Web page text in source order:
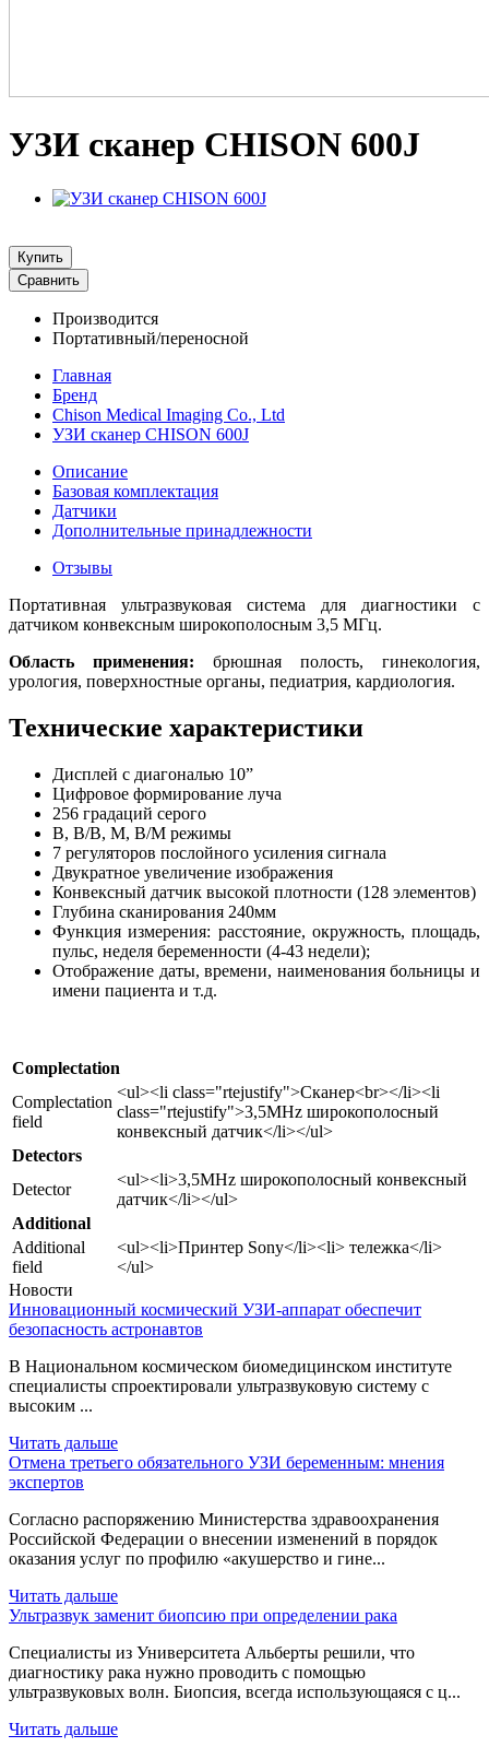
УЗИ сканер CHISON 600J
Купить
Сравнить
Производится
Портативный/переносной
Главная
Бренд
Chison Medical Imaging Co., Ltd
УЗИ сканер CHISON 600J
Описание
Базовая комплектация
Датчики
Дополнительные принадлежности
Отзывы
Портативная ультразвуковая система для диагностики с
датчиком конвексным широкополосным 3,5 МГц.
Область применения: брюшная полость, гинекология,
урология, поверхностные органы, педиатрия, кардиология.
Технические характеристики
Дисплей с диагональю 10”
Цифровое формирование луча
256 градаций серого
B, B/B, M, B/M режимы
7 регуляторов послойного усиления сигнала
Двукратное увеличение изображения
Конвексный датчик высокой плотности (128 элементов)
Глубина сканирования 240мм
Функция измерения: расстояние, окружность, площадь,
пульс, неделя беременности (4-43 недели);
Отображение даты, времени, наименования больницы и
имени пациента и т.д.
Complectation
Complectation
field
<ul><li class="rtejustify">Сканер<br></li><li
class="rtejustify">3,5MHz широкополосный
конвексный датчик</li></ul>
Detectors
Detector
<ul><li>3,5MHz широкополосный конвексный
датчик</li></ul>
Additional
Additional
field
<ul><li>Принтер Sony</li><li> тележка</li>
</ul>
Новости
Инновационный космический УЗИ-аппарат обеспечит
безопасность астронавтов
В Национальном космическом биомедицинском институте
специалисты спроектировали ультразвуковую систему с
высоким ...
Читать дальше
Отмена третьего обязательного УЗИ беременным: мнения
экспертов
Согласно распоряжению Министерства здравоохранения
Российской Федерации о внесении изменений в порядок
оказания услуг по профилю «акушерство и гине...
Читать дальше
Ультразвук заменит биопсию при определении рака
Специалисты из Университета Альберты решили, что
диагностику рака нужно проводить с помощью
ультразвуковых волн. Биопсия, всегда использующаяся с ц...
Читать дальше